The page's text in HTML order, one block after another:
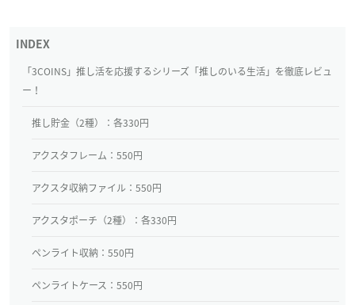
「3COINS」推し活を応援するシリーズ「推しのいる生活」を徹底レビュ
ー！
推し貯金（2種）：各330円
アクスタフレーム：550円
アクスタ収納ファイル：550円
アクスタポーチ（2種）：各330円
ペンライト収納：550円
ペンライトケース：550円